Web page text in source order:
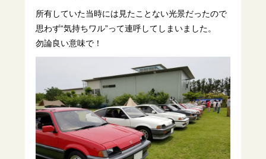
所有していた当時には見たことない光景だったので
思わず“気持ちワル”って連呼してしまいました。
勿論良い意味で！